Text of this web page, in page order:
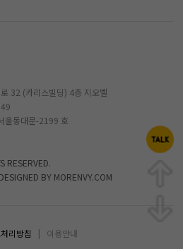
32 (카리스빌딩) 4층 지오벨
울동대문-2199 호
RESERVED.
BY MORENVY.COM
리방침 | 이용안내